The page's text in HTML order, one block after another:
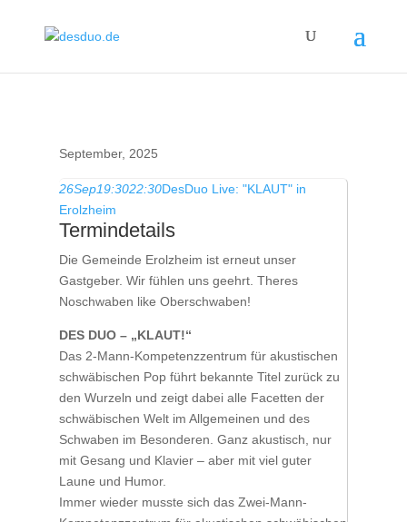
September, 2025
26Sep19:3022:30DesDuo Live: "KLAUT" in
Erolzheim
Termindetails
Die Gemeinde Erolzheim ist erneut unser
Gastgeber. Wir fühlen uns geehrt. Theres
Noschwaben like Oberschwaben!
DES DUO – „KLAUT!“
Das 2-Mann-Kompetenzzentrum für akustischen
schwäbischen Pop führt bekannte Titel zurück zu
den Wurzeln und zeigt dabei alle Facetten der
schwäbischen Welt im Allgemeinen und des
Schwaben im Besonderen. Ganz akustisch, nur
mit Gesang und Klavier – aber mit viel guter
Laune und Humor.
Immer wieder musste sich das Zwei-Mann-